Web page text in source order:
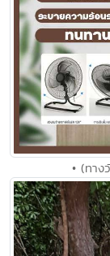
• (ทาง